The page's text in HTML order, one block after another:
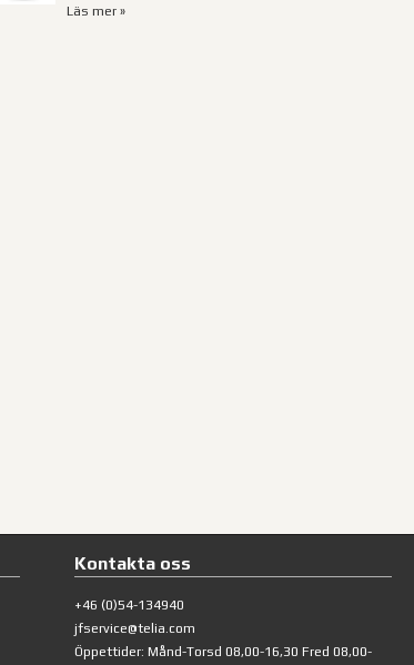
Läs mer »
Kontakta oss
+46 (0)54-134940
jfservice@telia.com
Öppettider: Månd-Torsd 08,00-16,30 Fred 08,00-